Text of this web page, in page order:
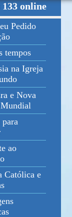
133 online
Pedido
tempos
na Igreja
e Nova
ao
Católica e